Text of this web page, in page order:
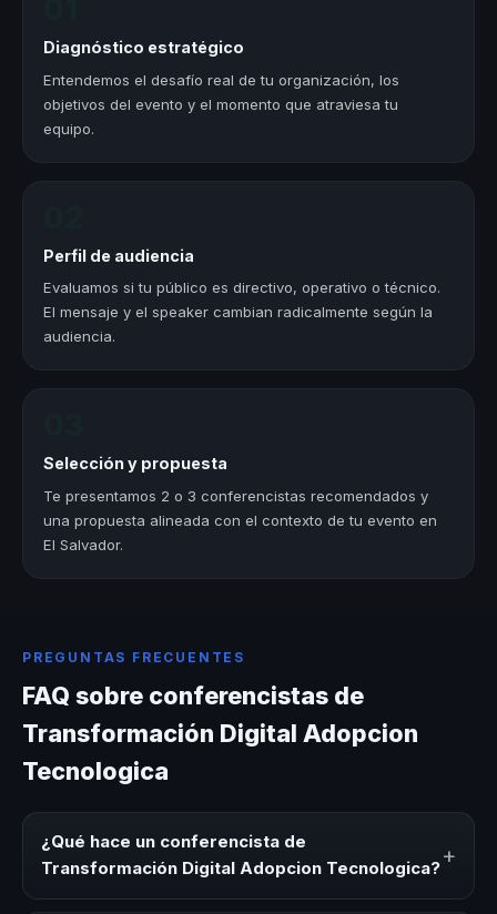
Diagnóstico estratégico
Entendemos el desafío real de tu organización, los
objetivos del evento y el momento que atraviesa tu
equipo.
Perfil de audiencia
Evaluamos si tu público es directivo, operativo o técnico.
El mensaje y el speaker cambian radicalmente según la
audiencia.
Selección y propuesta
Te presentamos 2 o 3 conferencistas recomendados y
una propuesta alineada con el contexto de tu evento en
El Salvador.
PREGUNTAS FRECUENTES
FAQ sobre conferencistas de
Transformación Digital Adopcion
Tecnologica
¿Qué hace un conferencista de
Transformación Digital Adopcion Tecnologica?+